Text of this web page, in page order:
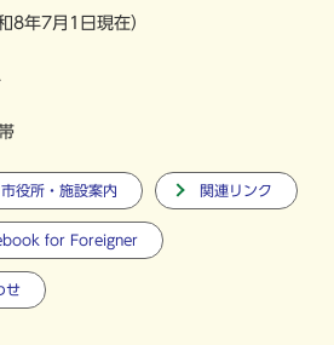
8年7月1日現在）
市役所・施設案内 関連リンク
for Foreigner
せ